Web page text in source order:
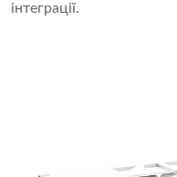
інтеграції.